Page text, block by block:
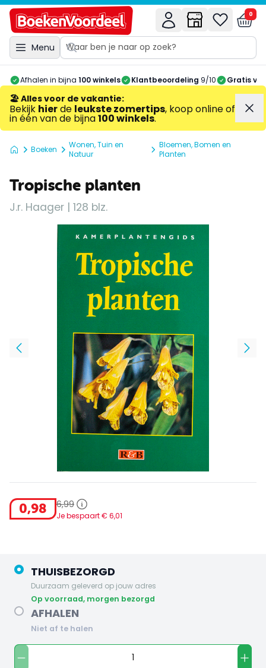
Menu
0
Afhalen in bijna 100 winkels Klantbeoordeling 9/10 Gratis
🏖️ Alles voor de vakantie:
Bekijk hierde leukste zomertips, koop online of
in één van de bijna100 winkels.
Boeken
Wonen, Tuin en
Natuur
Bloemen, Bomen en
Planten
Tropische planten
J.r. Haager | 128 blz.
0,98 6,99
Je bespaart € 6,01
THUISBEZORGD
Duurzaam geleverd op jouw adres
op voorraad, morgen bezorgd
AFHALEN
Niet af te halen